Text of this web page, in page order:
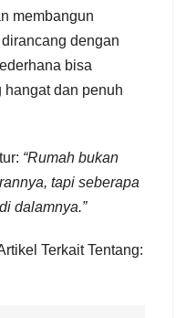
membangun
dengan
bisa
hangat dan penuh
“Rumah bukan
tapi seberapa
dalamnya.”
Terkait Tentang: